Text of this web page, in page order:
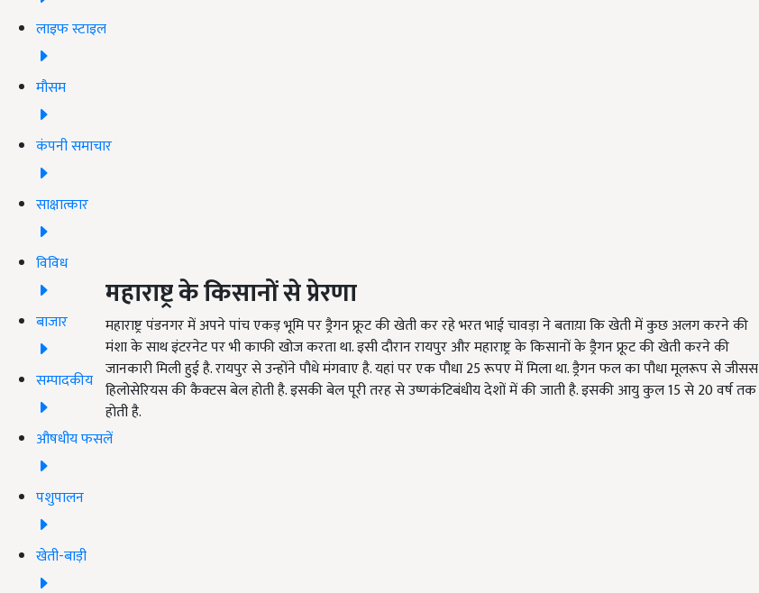
लाइफ स्टाइल
मौसम
कंपनी समाचार
साक्षात्कार
विविध
बाजार
सम्पादकीय
औषधीय फसलें
पशुपालन
खेती-बाड़ी
महाराष्ट्र के किसानों से प्रेरणा
महाराष्ट्र पंडनगर में अपने पांच एकड़ भूमि पर ड्रैगन फ्रूट की खेती कर रहे भरत भाई चावड़ा ने बताय़ा कि खेती में कुछ अलग करने की
मंशा के साथ इंटरनेट पर भी काफी खोज करता था. इसी दौरान रायपुर और महाराष्ट्र के किसानों के ड्रैगन फ्रूट की खेती करने की
जानकारी मिली हुई है. रायपुर से उन्होंने पौधे मंगवाए है. यहां पर एक पौधा 25 रूपए में मिला था. ड्रैगन फल का पौधा मूलरूप से जीसस
हिलोसेरियस की कैक्टस बेल होती है. इसकी बेल पूरी तरह से उष्णकंटिबंधीय देशों में की जाती है. इसकी आयु कुल 15 से 20 वर्ष तक
होती है.